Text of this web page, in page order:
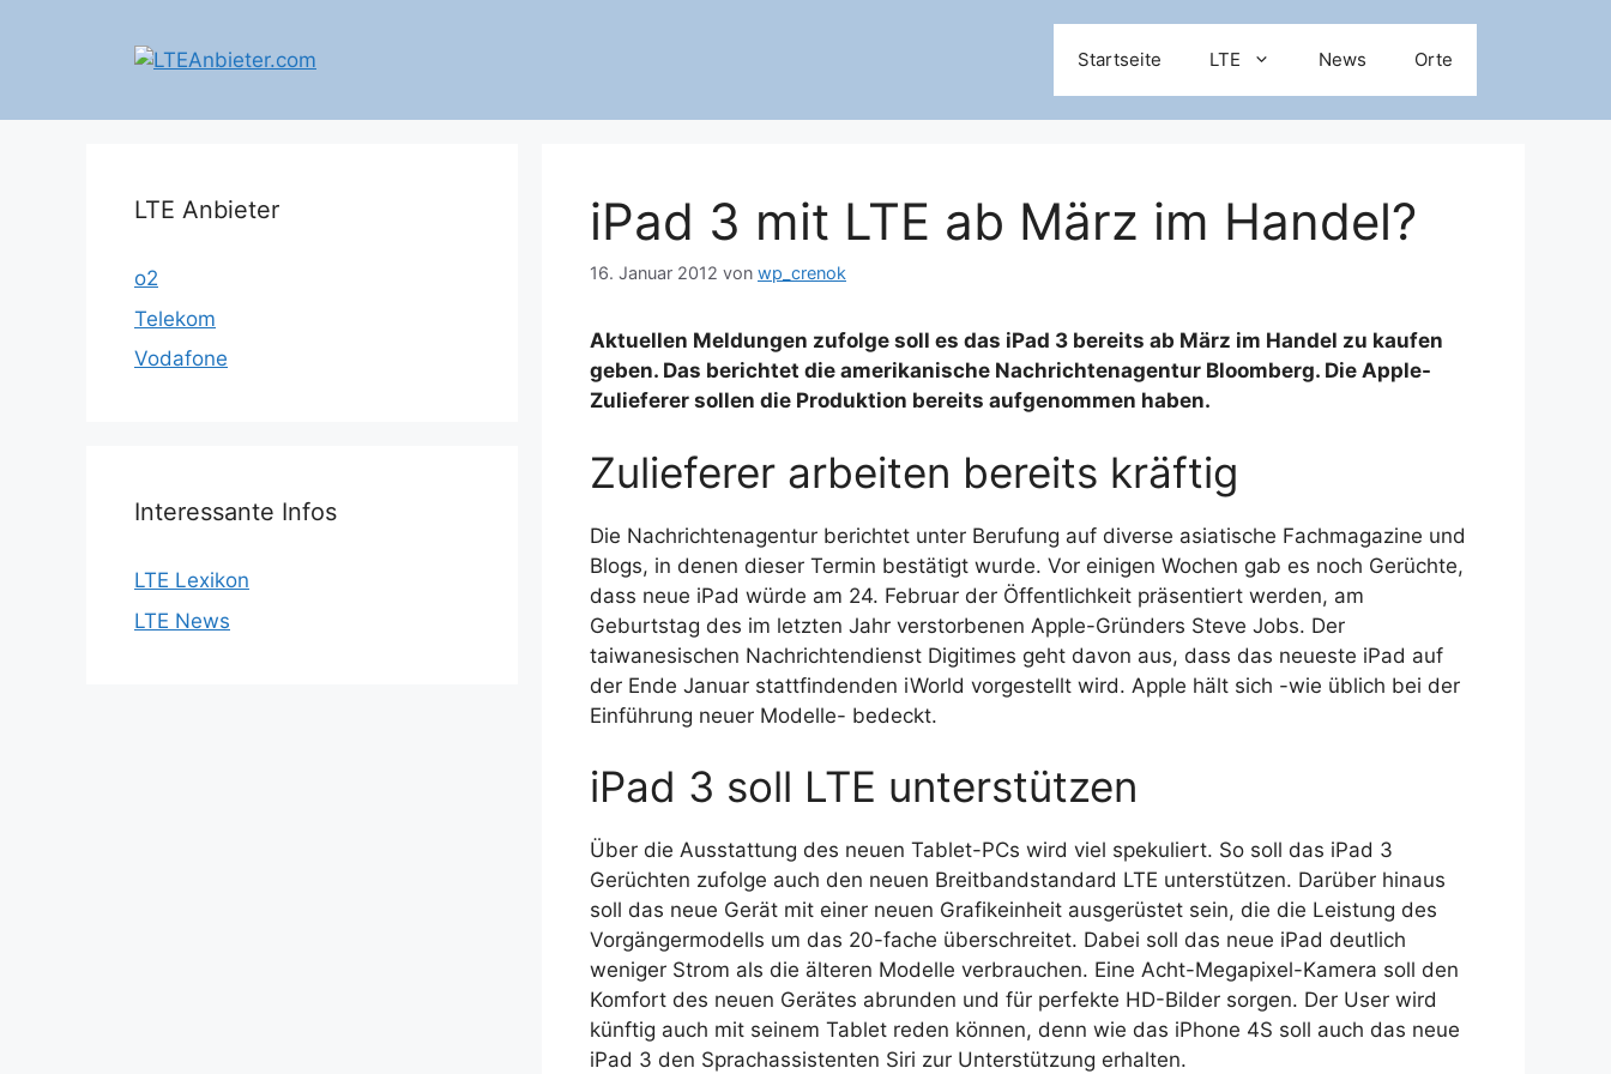
Startseite LTE News Orte
iPad 3 mit LTE ab März im Handel?
16. Januar 2012 von wp_crenok
Aktuellen Meldungen zufolge soll es das iPad 3 bereits ab März im Handel zu kaufen
geben. Das berichtet die amerikanische Nachrichtenagentur Bloomberg. Die Apple-
Zulieferer sollen die Produktion bereits aufgenommen haben.
Zulieferer arbeiten bereits kräftig
Die Nachrichtenagentur berichtet unter Berufung auf diverse asiatische Fachmagazine und
Blogs, in denen dieser Termin bestätigt wurde. Vor einigen Wochen gab es noch Gerüchte,
dass neue iPad würde am 24. Februar der Öffentlichkeit präsentiert werden, am
Geburtstag des im letzten Jahr verstorbenen Apple-Gründers Steve Jobs. Der
taiwanesischen Nachrichtendienst Digitimes geht davon aus, dass das neueste iPad auf
der Ende Januar stattfindenden iWorld vorgestellt wird. Apple hält sich -wie üblich bei der
Einführung neuer Modelle- bedeckt.
iPad 3 soll LTE unterstützen
Über die Ausstattung des neuen Tablet-PCs wird viel spekuliert. So soll das iPad 3
Gerüchten zufolge auch den neuen Breitbandstandard LTE unterstützen. Darüber hinaus
soll das neue Gerät mit einer neuen Grafikeinheit ausgerüstet sein, die die Leistung des
Vorgängermodells um das 20-fache überschreitet. Dabei soll das neue iPad deutlich
weniger Strom als die älteren Modelle verbrauchen. Eine Acht-Megapixel-Kamera soll den
Komfort des neuen Gerätes abrunden und für perfekte HD-Bilder sorgen. Der User wird
künftig auch mit seinem Tablet reden können, denn wie das iPhone 4S soll auch das neue
iPad 3 den Sprachassistenten Siri zur Unterstützung erhalten.
LTE Anbieter
o2
Telekom
Vodafone
Interessante Infos
LTE Lexikon
LTE News